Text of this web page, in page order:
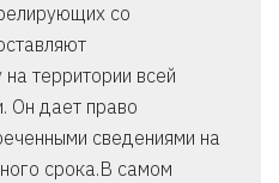
со
территории всей
Он дает право
сведениями на
срока.В самом